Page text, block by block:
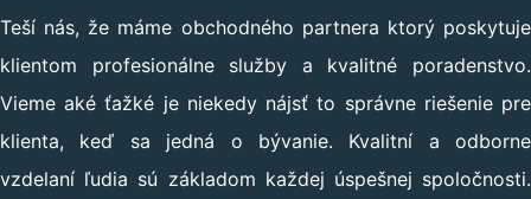
Teší nás, že máme obchodného partnera ktorý poskytuje
klientom profesionálne služby a kvalitné poradenstvo.
Vieme aké ťažké je niekedy nájsť to správne riešenie pre
klienta, keď sa jedná o bývanie. Kvalitní a odborne
vzdelaní ľudia sú základom každej úspešnej spoločnosti.